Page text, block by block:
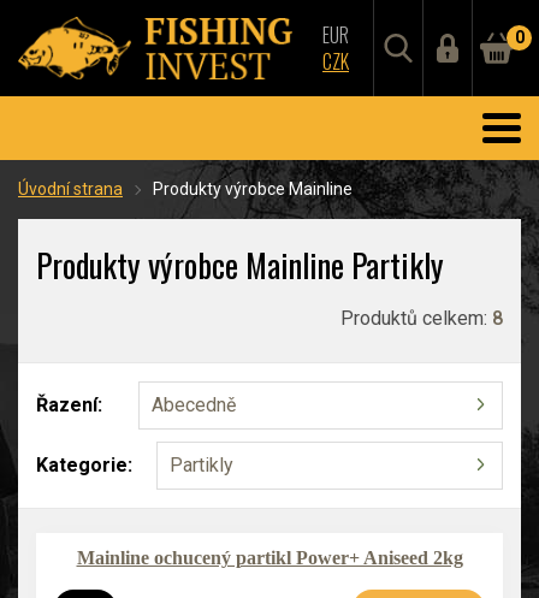
EUR
CZK
0
Úvodní strana Produkty výrobce Mainline
Produkty výrobce Mainline Partikly
Produktů celkem: 8
Řazení: Abecedně
Kategorie: Partikly
Mainline ochucený partikl Power+ Aniseed 2kg